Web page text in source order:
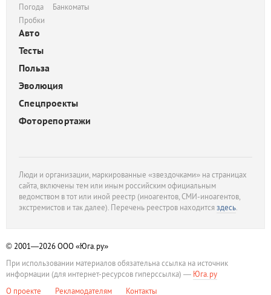
Погода
Пробки
Банкоматы
Авто
Тесты
Польза
Эволюция
Спецпроекты
Фоторепортажи
Люди и организации, маркированные «звездочками» на страницах
сайта, включены тем или иным российским официальным
ведомством в тот или иной реестр (иноагентов, СМИ-иноагентов,
экстремистов и так далее). Перечень реестров находитсяздесь.
© 2001—2026ООО «Юга.ру»
При использовании материалов обязательна ссылка на источник
информации (для интернет-ресурсов гиперссылка) — Юга.ру
О проекте
Рекламодателям Контакты